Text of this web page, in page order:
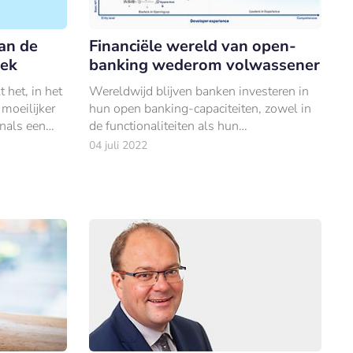
de
het, in het
een
Financiële wereld van open-
banking wederom volwassener
Wereldwijd blijven banken investeren in
hun open banking-capaciteiten, zowel in
de functionaliteiten als hun
ontwikkelingsvolwassenheid. Dat blijkt
04 juli 2022